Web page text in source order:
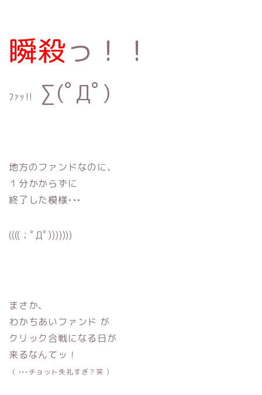
瞬殺っ！！
ﾌｧｯ‼︎ ∑(ﾟДﾟ)
地方のファンドなのに、
１分かからずに
終了した模様•••
((((；ﾟДﾟ)))))))
まさか、
わかちあいファンド が
クリック合戦になる日が
来るなんてッ！
（ •••チョット失礼すぎ？笑 ）